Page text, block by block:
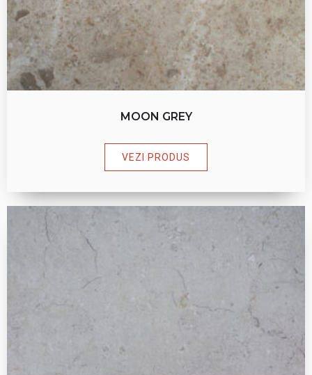
MOON GREY
VEZI PRODUS